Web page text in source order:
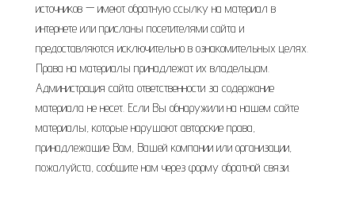
источников — имеют обратную ссылку на материал в
интернете или присланы посетителями сайта и
предоставляются исключительно в ознакомительных целях.
Права на материалы принадлежат их владельцам.
Администрация сайта ответственности за содержание
материала не несет. Если Вы обнаружили на нашем сайте
материалы, которые нарушают авторские права,
принадлежащие Вам, Вашей компании или организации,
пожалуйста, сообщите нам через форму обратной связи.